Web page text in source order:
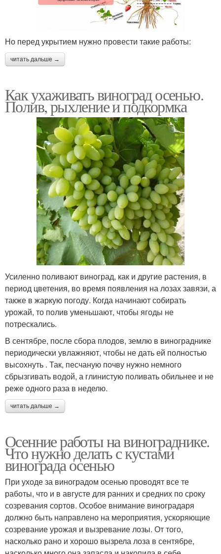
Но перед укрытием нужно провести такие работы:
читать дальше →
Как ухаживать виноград осенью.
Полив, рыхление и подкормка
Усиленно поливают виноград, как и другие растения, в
период цветения, во время появления на лозах завязи, а
также в жаркую погоду. Когда начинают собирать
урожай, то полив уменьшают, чтобы ягоды не
потрескались.
В сентябре, после сбора плодов, землю в винограднике
периодически увлажняют, чтобы не дать ей полностью
высохнуть . Так, песчаную почву нужно немного
сбрызгивать водой, а глинистую поливать обильнее и не
реже одного раза в неделю.
читать дальше →
Осенние работы на винограднике.
Что нужно делать с кустами
винограда осенью
При уходе за виноградом осенью проводят все те
работы, что и в августе для ранних и средних по сроку
созревания сортов. Особое внимание виноградаря
должно быть направлено на мероприятия, ускоряющие
созревание урожая и вызревание лозы. От того,
насколько рано и хорошо вызрела лоза в сентябре,